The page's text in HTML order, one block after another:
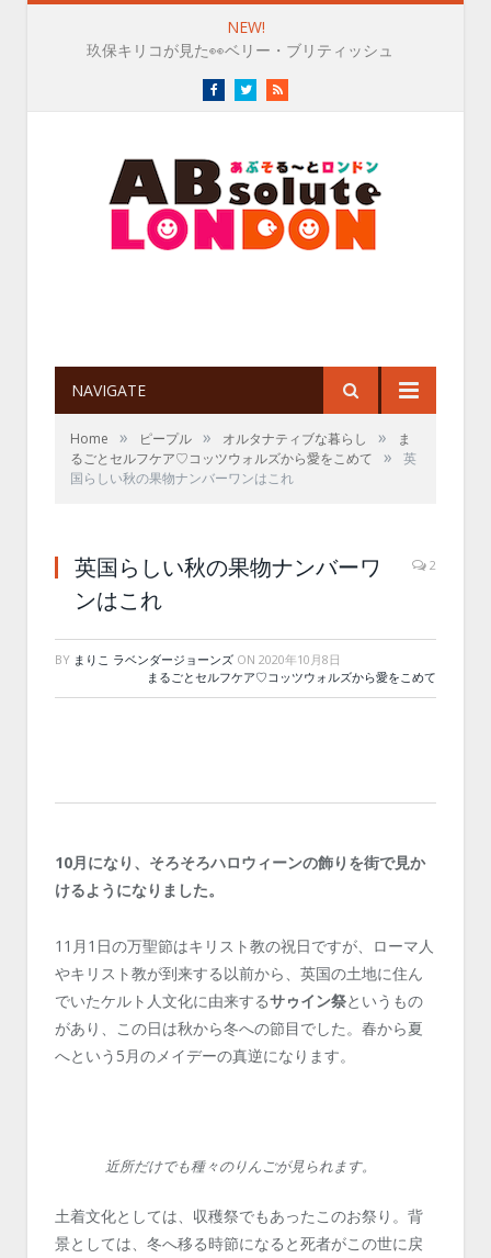
NEW!
玖保キリコが見た👀ベリー・ブリティッシュ
FacebookTwitterRSS
NAVIGATE
Home » ピープル » オルタナティブな暮らし »
ま
るごとセルフケア♡コッツウォルズから愛をこめて
»
英
国らしい秋の果物ナンバーワンはこれ
英国らしい秋の果物ナンバーワ
ンはこれ
2
BY まりこ ラベンダージョーンズ ON 2020年10月8日
まるごとセルフケア♡コッツウォルズから愛をこめて
10月になり、そろそろハロウィーンの飾りを街で見か
けるようになりました。
11月1日の万聖節はキリスト教の祝日ですが、ローマ人
やキリスト教が到来する以前から、英国の土地に住ん
でいたケルト人文化に由来するサゥイン祭というもの
があり、この日は秋から冬への節目でした。春から夏
へという5月のメイデーの真逆になります。
近所だけでも種々のりんごが見られます。
土着文化としては、収穫祭でもあったこのお祭り。背
景としては、冬へ移る時節になると死者がこの世に戻